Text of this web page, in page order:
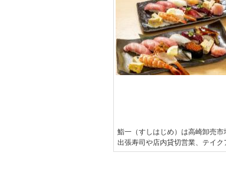
鮨一（すしはじめ）は高崎卸売
出張寿司や店内貸切営業、テイク